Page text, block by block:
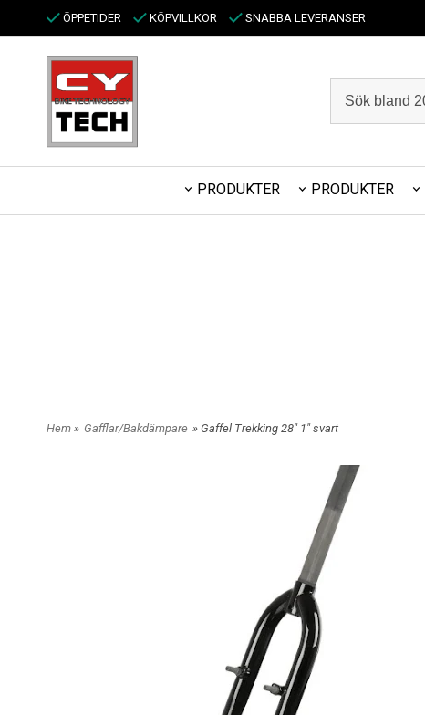
ÖPPETIDER KÖPVILLKOR SNABBA LEVERANSER
PRODUKTER PRODUKTER
Hem » Gafflar/Bakdämpare » Gaffel Trekking 28" 1" svart